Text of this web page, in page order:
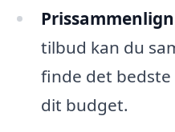
tilbud kan du
finde det
dit budget.